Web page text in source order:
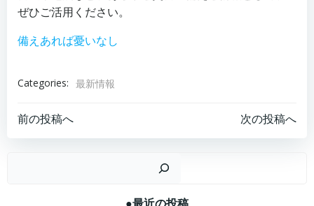
ぜひご活用ください。
備えあれば憂いなし
Categories: 最新情報
投
前の投稿へ
稿
ナ
次の投稿へ